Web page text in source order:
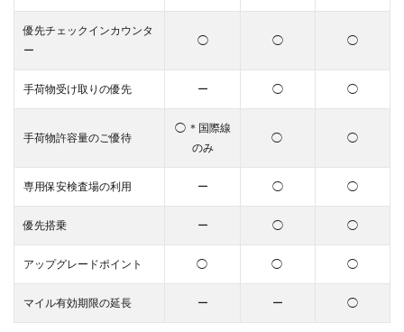
N
A
ジ
が
用
る
2.3
に
「
優
先
優先チェックインカウンタ
ー
◯ ◯ ◯
手荷物受け取りの優先 ー ◯ ◯
手荷物許容量のご優待
◯ ＊国際線
のみ
◯ ◯
専用保安検査場の利用 ー ◯ ◯
優先搭乗 ー ◯ ◯
アップグレードポイント ◯ ◯ ◯
マイル有効期限の延長 ー ー ◯